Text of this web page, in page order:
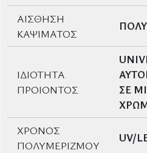
ΑΙΣΘΗΣΗ
ΚΑΨΙΜΑΤΟΣ
ΙΔΙΟΤΗΤΑ
ΠΡΟΙΟΝΤΟΣ
ΣΕ
ΧΡΟΝΟΣ
ΠΟΛΥΜΕΡΙΖΜΟΥ
UV/